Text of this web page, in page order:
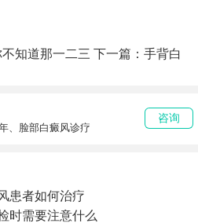
知道那一二三 下一篇： 手背白
、脸部白癜风诊疗
咨询
患者如何治疗
时需要注意什么